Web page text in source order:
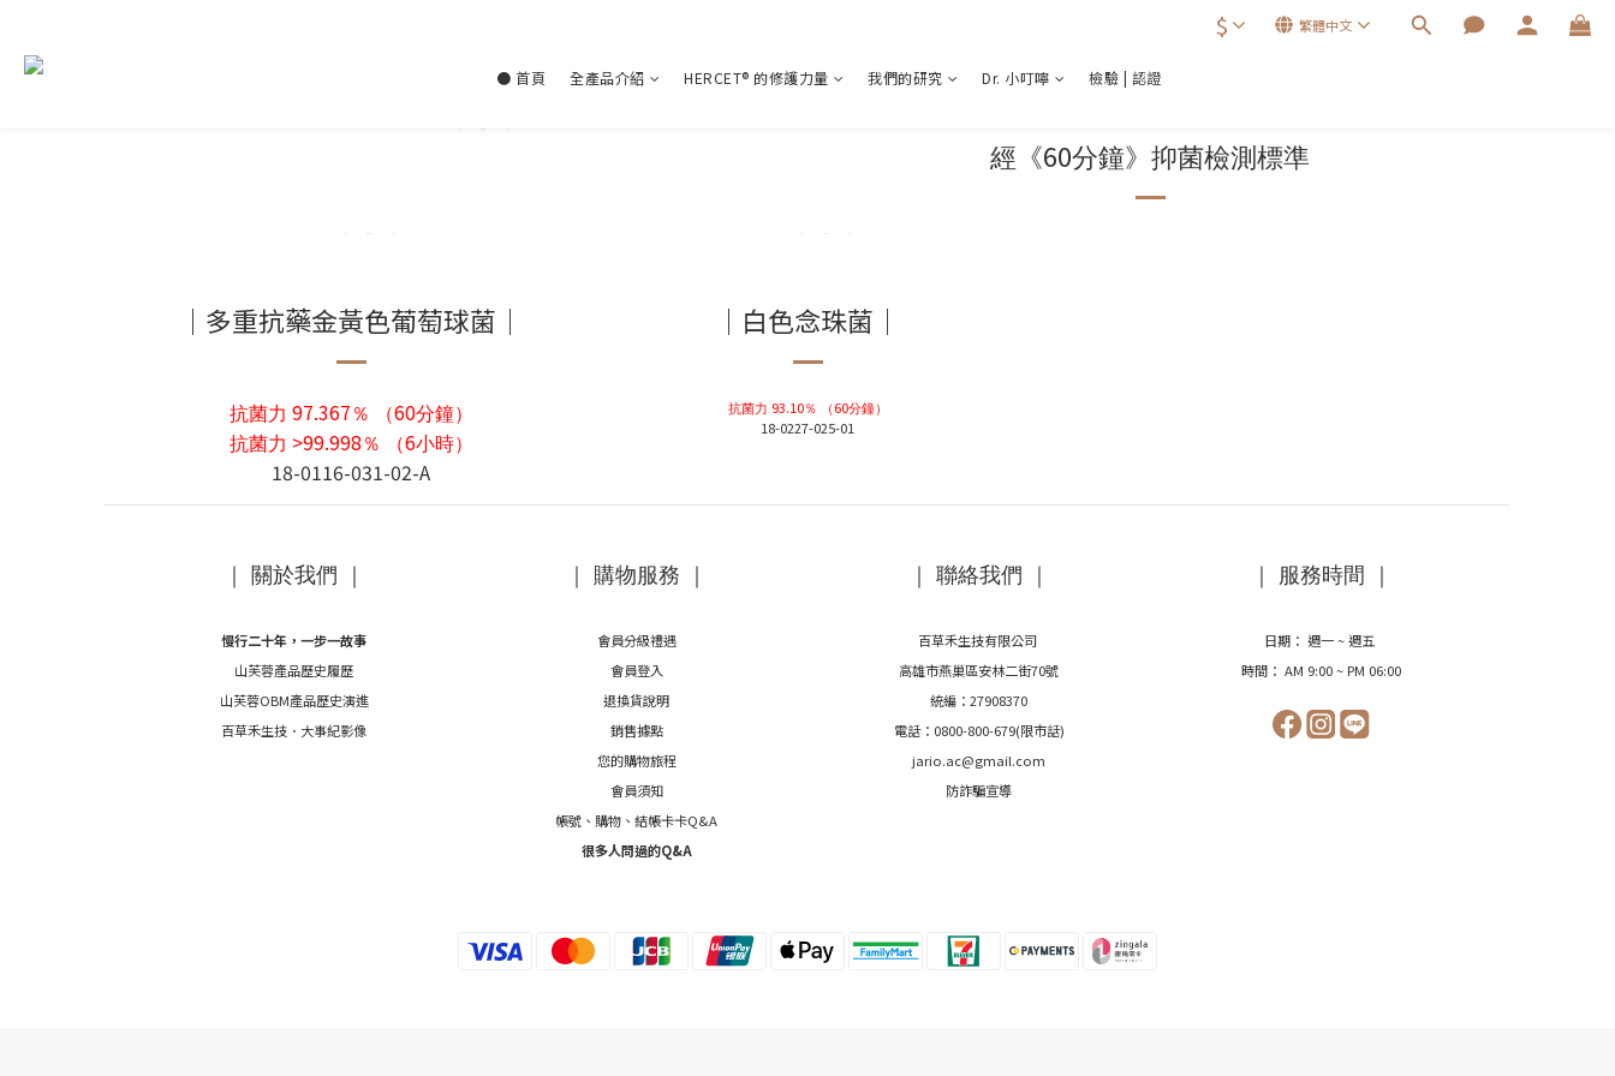
$ 繁體中文
● 首頁 全產品介紹 HERCET® 的修護力量 我們的研究 Dr. 小叮嚀 檢驗 | 認證
經《60分鐘》抑菌檢測標準
｜多重抗藥金黃色葡萄球菌｜
抗菌力 97.367％ （60分鐘）
抗菌力 >99.998％ （6小時）
18-0116-031-02-A
｜白色念珠菌 ｜
抗菌力 93.10％ （60分鐘）
18-0227-025-01
｜ 關於我們 ｜
慢行二十年，一步一故事
山芙蓉產品歷史履歷
山芙蓉OBM產品歷史演進
百草禾生技．大事紀影像
｜ 購物服務 ｜
會員分級禮遇
會員登入
退換貨說明
銷售據點
您的購物旅程
會員須知
帳號、購物、結帳卡卡Q&A
很多人問過的Q&A
｜ 聯絡我們 ｜
百草禾生技有限公司
高雄市燕巢區安林二街70號
統編：27908370
電話：0800-800-679(限市話)
jario.ac@gmail.com
防詐騙宣導
｜ 服務時間 ｜
日期： 週一 ~ 週五
時間： AM 9:00 ~ PM 06:00